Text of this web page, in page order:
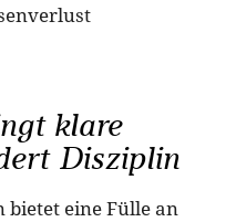
klare
Disziplin
bietet eine Fülle an